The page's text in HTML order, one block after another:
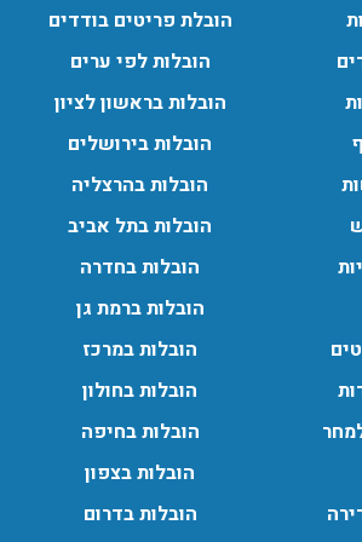
דירה שלמה עם מנוף ועד פריט בודד.
עודכן לאחרונה: 24/02/2026, 10:42
בפרדס חנה:
מנוף.
עודכן לאחרונה: 24/02/2026, 10:42
הובלת פריטים בודדים
הובלות לפי ערים
הובלות בראשון לציון
הובלות בירושלים
הובלות בהרצליה
הובלות בתל אביב
הובלות בחדרה
הובלות ברמת גן
הובלות במרכז
הובלות בחולון
הובלות בחיפה
הובלות בצפון
הובלות בדרום